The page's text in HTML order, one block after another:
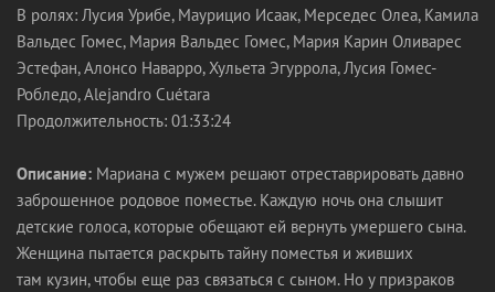
В ролях: Лусия Урибе, Маурицио Исаак, Мерседес Олеа, Камила
Вальдес Гомес, Мария Вальдес Гомес, Мария Карин Оливарес
Эстефан, Алонсо Наварро, Хульета Эгуррола, Лусия Гомес-
Робледо, Alejandro Cuétara
Продолжительность: 01:33:24
Описание: Мариана с мужем решают отреставрировать давно
заброшенное родовое поместье. Каждую ночь она слышит
детские голоса, которые обещают ей вернуть умершего сына.
Женщина пытается раскрыть тайну поместья и живших
там кузин, чтобы еще раз связаться с сыном. Но у призраков